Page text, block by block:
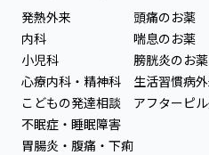
発熱外来
内科
小児科
心療内科・精神科
こどもの発達相談
不眠症・睡眠障害
胃腸炎・腹痛・下痢
頭痛のお薬
喘息のお薬
膀胱炎のお薬
生活習慣病
アフターピ